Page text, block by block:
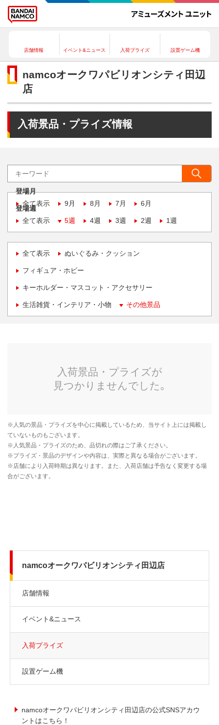
店舗情報 イベント&ニュース 入荷プライズ 設置ゲーム機
namcoオークワパビリオンシティ田辺
店
入荷景品・プライズ情報
登場月
全て表示
9月 8月 7月 6月
登場週
全て表示
5週 4週 3週 2週 1週
全て表示 ぬいぐるみ・クッション
フィギュア・ホビー
キーホルダー・マスコット・アクセサリー
生活雑貨・インテリア・小物 その他景品
namcoオークワパビリオンシティ田辺店
店舗情報
イベント&ニュース
入荷プライズ
設置ゲーム機
namcoオークワパビリオンシティ田辺店の公式SNSアカウ
ントはこちら！